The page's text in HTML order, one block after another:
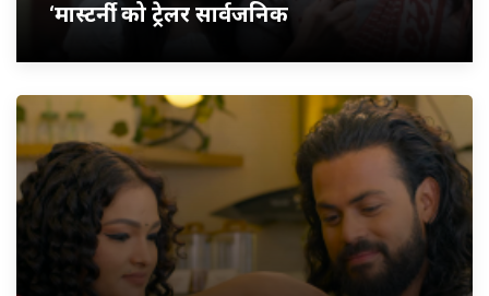
‘मास्टर्नी’ को ट्रेलर सार्वजनिक